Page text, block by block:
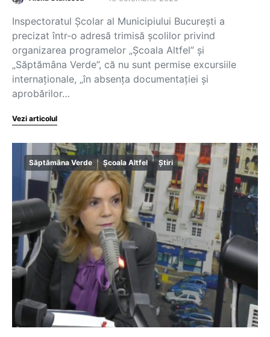
Inspectoratul Școlar al Municipiului București a
precizat într-o adresă trimisă școlilor privind
organizarea programelor „Școala Altfel” și
„Săptămâna Verde”, că nu sunt permise excursiile
internaționale, „în absența documentației și
aprobărilor…
Vezi articolul
Săptămâna Verde Școala Altfel Știri